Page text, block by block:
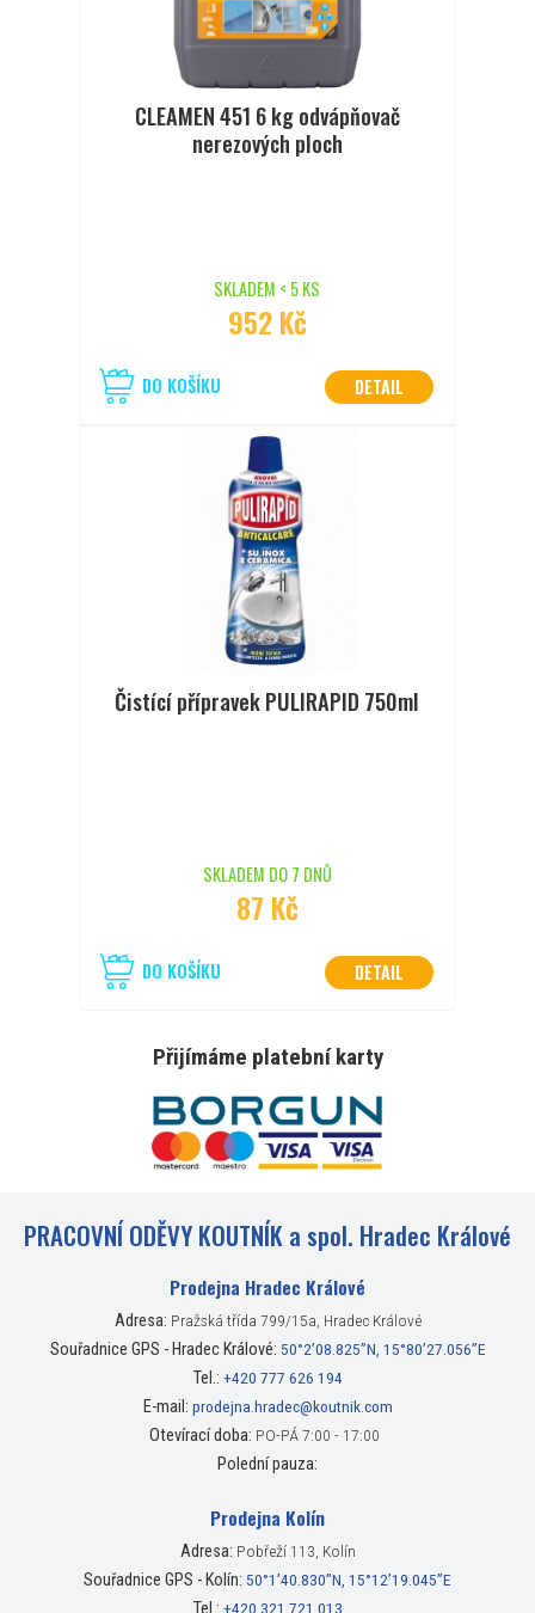
CLEAMEN 451 6 kg odvápňovač
nerezových ploch
SKLADEM < 5 KS
952 Kč
DETAIL
DO KOŠÍKU
Čistící přípravek PULIRAPID 750ml
SKLADEM DO 7 DNŮ
87 Kč
DETAIL
DO KOŠÍKU
Přijímáme platební karty
PRACOVNÍ ODĚVY KOUTNÍK a spol. Hradec Králové
Prodejna Hradec Králové
Adresa: Pražská třída 799/15a, Hradec Králové
Souřadnice GPS - Hradec Králové: 50°2’08.825”N, 15°80’27.056”E
Tel.: +420 777 626 194
E-mail: prodejna.hradec@koutnik.com
Otevírací doba: PO-PÁ 7:00 - 17:00
Polední pauza:
Prodejna Kolín
Adresa: Pobřeží 113, Kolín
Souřadnice GPS - Kolín: 50°1’40.830”N, 15°12’19.045”E
Tel.: +420 321 721 013